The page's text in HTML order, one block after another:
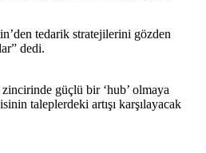
tedarik stratejilerini gözden
dedi.
güçlü bir ‘hub’ olmaya
taleplerdeki artışı karşılayacak